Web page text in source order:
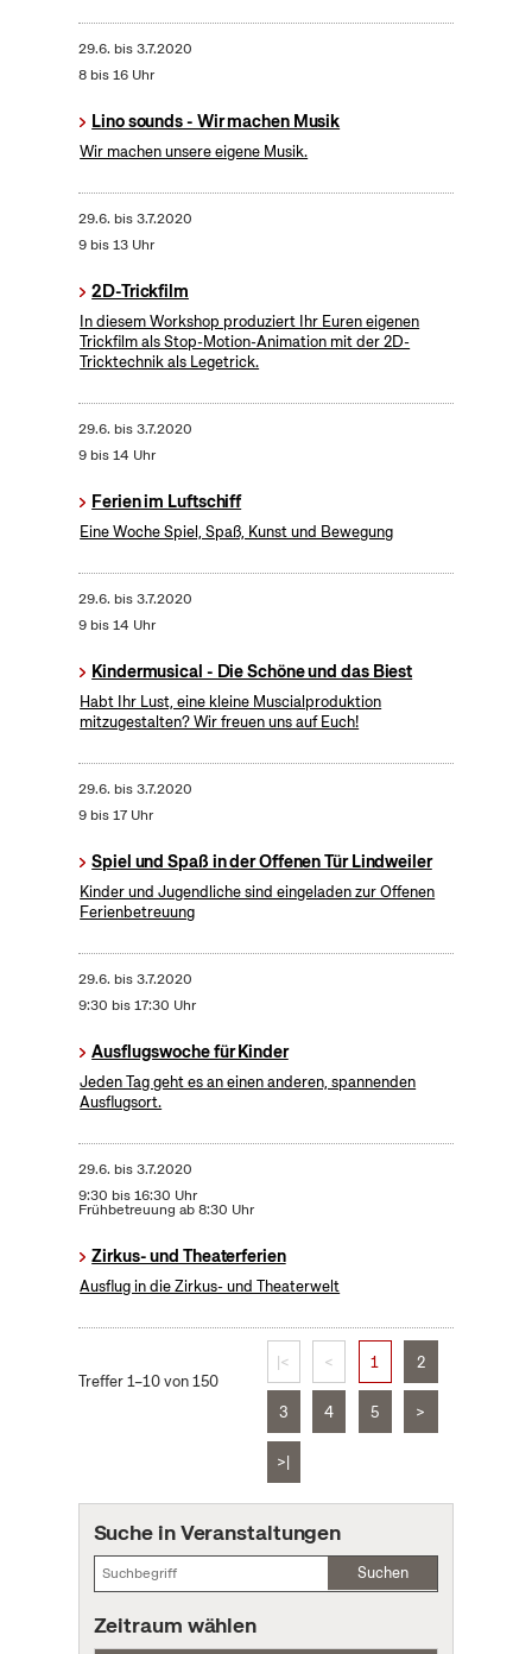
29.6. bis3.7.2020
8 bis 16 Uhr
Lino sounds - Wir machen Musik
Wir machen unsere eigene Musik.
29.6. bis3.7.2020
9 bis 13 Uhr
2D-Trickfilm
In diesem Workshop produziert Ihr Euren eigenen
Trickfilm als Stop-Motion-Animation mit der 2D-
Tricktechnik als Legetrick.
29.6. bis3.7.2020
9 bis 14 Uhr
Ferien im Luftschiff
Eine Woche Spiel, Spaß, Kunst und Bewegung
29.6. bis3.7.2020
9 bis 14 Uhr
Kindermusical - Die Schöne und das Biest
Habt Ihr Lust, eine kleine Muscialproduktion
mitzugestalten? Wir freuen uns auf Euch!
29.6. bis3.7.2020
9 bis 17 Uhr
Spiel und Spaß in der Offenen Tür Lindweiler
Kinder und Jugendliche sind eingeladen zur Offenen
Ferienbetreuung
29.6. bis3.7.2020
9:30 bis 17:30 Uhr
Ausflugswoche für Kinder
Jeden Tag geht es an einen anderen, spannenden
Ausflugsort.
29.6. bis3.7.2020
9:30 bis 16:30 Uhr
Frühbetreuung ab 8:30 Uhr
Zirkus- und Theaterferien
Ausflug in die Zirkus- und Theaterwelt
Treffer 1–10 von 150
|< < 1 2
3 4 5 >
>|
Suche in Veranstaltungen
Suchen
Zeitraum wählen